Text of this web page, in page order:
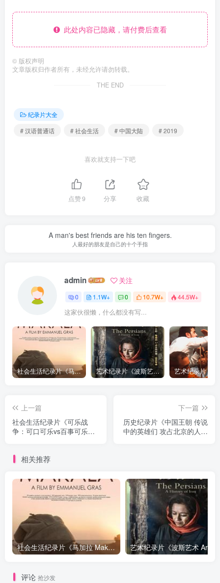
此处内容已隐藏，请付费后查看
© 版权声明
文章版权归作者所有，未经允许请勿转载。
THE END
纪录片大全
# 汉语普通话
# 社会生活 # 中国大陆 # 2019
喜欢就支持一下吧
点赞9 分享 收藏
A man's best friends are his ten fingers.
人最好的朋友是自己的十个手指
admin 关注
0 1.1W+ 0 10.7W+ 44.5W+
这家伙很懒，什么都没有写...
社会生活纪录片《马加拉 Makala》下载 艺术纪录片《波斯艺术 Art of Persia》下载
上一篇
社会生活纪录片《可乐战
争：可口可乐vs百事可乐
下一篇
历史纪录片《中国王朝 传说
中的英雄们 攻占北京的人们
相关推荐
社会生活纪录片《马加拉 Makala》下载
评论 抢沙发